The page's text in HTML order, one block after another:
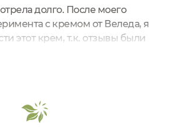
долго. После моего
с кремом от Веледа, я
этот крем, т.к. отзывы были
тубе, с удобной
вдоль и поперек. Меня опять
"эфирные масла". Почему-